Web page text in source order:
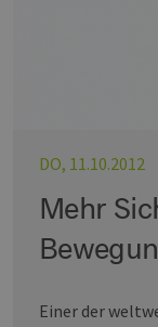
DO, 11.10.2012
Mehr
Einer der